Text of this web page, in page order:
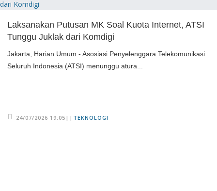
Laksanakan Putusan MK Soal Kuota Internet, ATSI
Tunggu Juklak dari Komdigi
Jakarta, Harian Umum - Asosiasi Penyelenggara Telekomunikasi
Seluruh Indonesia (ATSI) menunggu atura...
24/07/2026 19:05|| TEKNOLOGI